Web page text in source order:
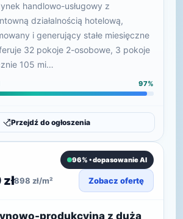
handlowo-usługowy z
działalnością hotelową,
i generujący stałe miesięczne
32 pokoje 2-osobowe, 3 pokoje
105 mi…
97%
Przejdź do ogłoszenia
96% • dopasowanie AI
898 zł/m² Zobacz ofertę
produkcyjna z dużą